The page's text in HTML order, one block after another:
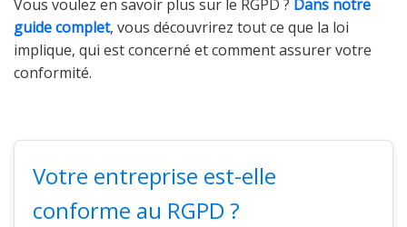
Vous voulez en savoir plus sur le RGPD ? Dans notre
guide complet, vous découvrirez tout ce que la loi
implique, qui est concerné et comment assurer votre
conformité.
Votre entreprise est-elle
conforme au RGPD ?